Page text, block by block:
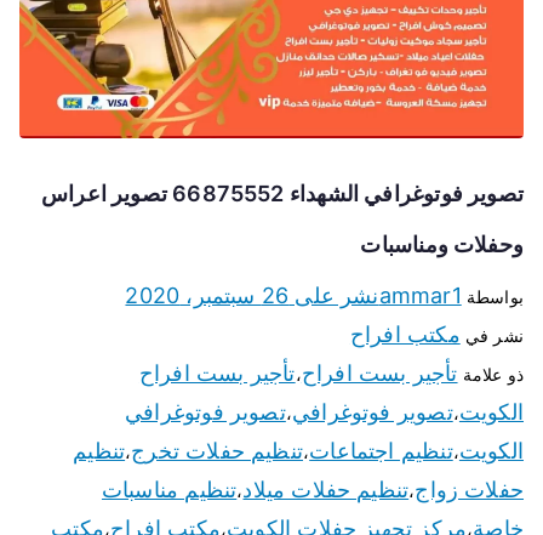
تصوير فوتوغرافي الشهداء 66875552 تصوير اعراس
وحفلات ومناسبات
بواسطة ammar1نشر على 26 سبتمبر، 2020
نشر في مكتب افراح
ذو علامة تأجير بست افراح،تأجير بست افراح
الكويت،تصوير فوتوغرافي،تصوير فوتوغرافي
الكويت،تنظيم اجتماعات،تنظيم حفلات تخرج،تنظيم
حفلات زواج،تنظيم حفلات ميلاد،تنظيم مناسبات
خاصة،مركز تجهيز حفلات الكويت،مكتب افراح،مكتب